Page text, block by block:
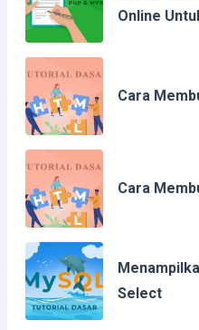
Online
Cara
Cara
Select